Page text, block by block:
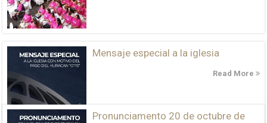
Mensaje especial a la iglesia
Read More
Pronunciamento 20 de octubre de